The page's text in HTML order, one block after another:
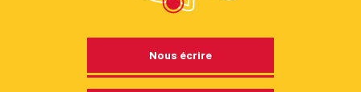
Nous écrire